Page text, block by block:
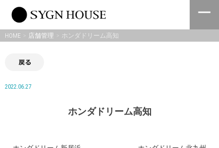
content
HOME 店舗管理 ホンダドリーム高知
戻る
2022.06.27
ホンダドリーム高知